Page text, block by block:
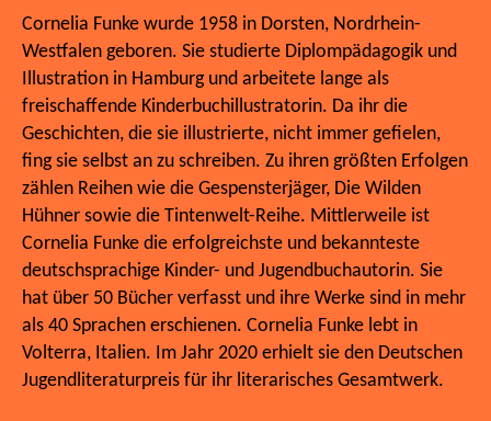
Cornelia Funke wurde 1958 in Dorsten, Nordrhein-
Westfalen geboren. Sie studierte Diplompädagogik und
Illustration in Hamburg und arbeitete lange als
freischaffende Kinderbuchillustratorin. Da ihr die
Geschichten, die sie illustrierte, nicht immer gefielen,
fing sie selbst an zu schreiben. Zu ihren größten Erfolgen
zählen Reihen wie die Gespensterjäger, Die Wilden
Hühner sowie die Tintenwelt-Reihe. Mittlerweile ist
Cornelia Funke die erfolgreichste und bekannteste
deutschsprachige Kinder- und Jugendbuchautorin. Sie
hat über 50 Bücher verfasst und ihre Werke sind in mehr
als 40 Sprachen erschienen. Cornelia Funke lebt in
Volterra, Italien. Im Jahr 2020 erhielt sie den Deutschen
Jugendliteraturpreis für ihr literarisches Gesamtwerk.